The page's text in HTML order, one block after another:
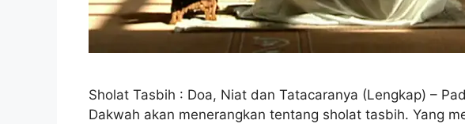
Sholat Tasbih : Doa, Niat dan Tatacaranya (Lengkap) –
Dakwah akan menerangkan tentang sholat tasbih. Yang